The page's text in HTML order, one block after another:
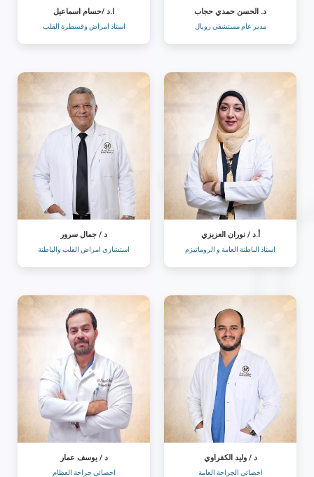
د. الحسن حمدي حجاب
مدير عام مستشفي رويال
ا.د /حسام اسماعيل
استاذ امراض وقسطرة القلب
أ.د / نوران العزيزي
استاذ الباطنة العامة و الروماتيزم
د / جمال سرور
استشاري امراض القلب والباطنة
د / وليد الكفراوي
اخصائي الجراحة العامة
د / يوسف عمار
اخصائي جراحة العظام